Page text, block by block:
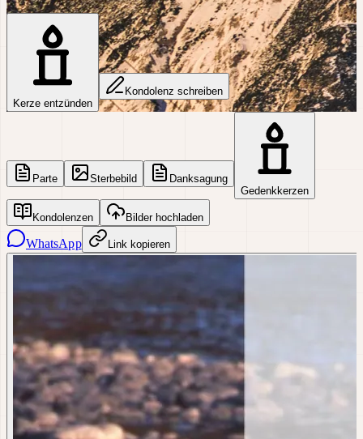
Kerze entzünden
Kondolenz schreiben
Parte Sterbebild
Danksagung
Gedenkkerzen
Kondolenzen Bilder hochladen
WhatsApp Link kopieren